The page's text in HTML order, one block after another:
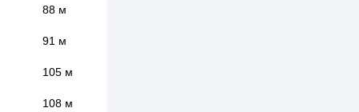
88 м
91 м
105 м
108 м